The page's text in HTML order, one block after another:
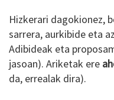
Hizkerari dagokionez,
sarrera, aurkibide eta
Adibideak eta
jasoan). Ariketak ere
da, errealak dira).